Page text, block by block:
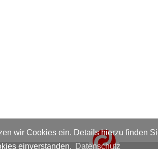
wir Cookies ein. Details hierzu finden
einverstanden.
Datenschutz